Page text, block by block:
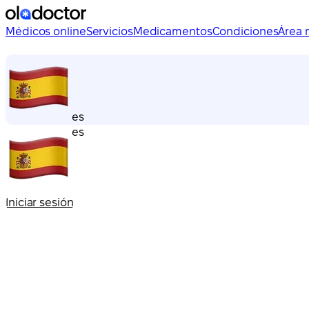
Médicos onlineServiciosMedicamentosCondicionesÁrea
es
es
Iniciar sesión